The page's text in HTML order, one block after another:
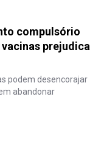
compulsório
prejudica
podem desencorajar
abandonar